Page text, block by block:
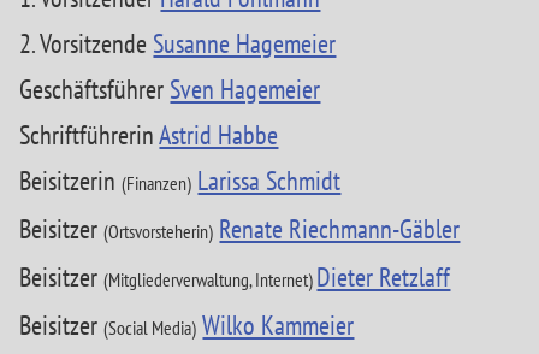
2. Vorsitzende Susanne Hagemeier
Geschäftsführer Sven Hagemeier
SchriftführerinAstrid Habbe
Beisitzerin(Finanzen) Larissa Schmidt
Beisitzer(Ortsvorsteherin) Renate Riechmann-Gäbler
Beisitzer(Mitgliederverwaltung, Internet) Dieter Retzlaff
Beisitzer(Social Media) Wilko Kammeier